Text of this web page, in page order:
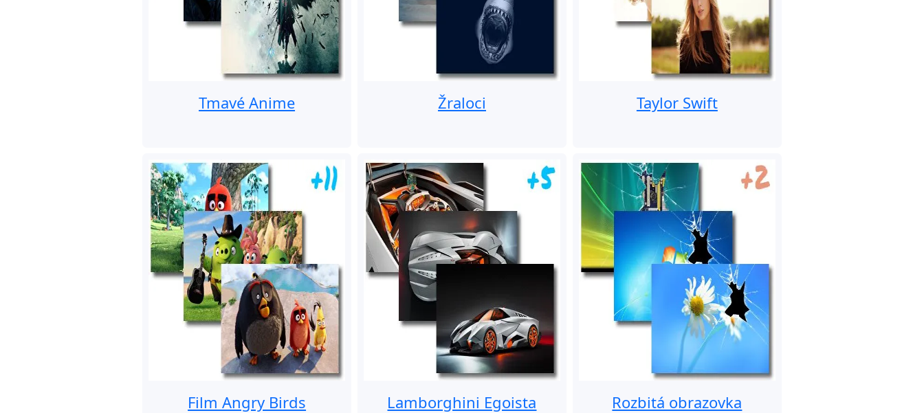
Tmavé Anime Žraloci Taylor Swift
Film Angry Birds Lamborghini Egoista Rozbitá obrazovka